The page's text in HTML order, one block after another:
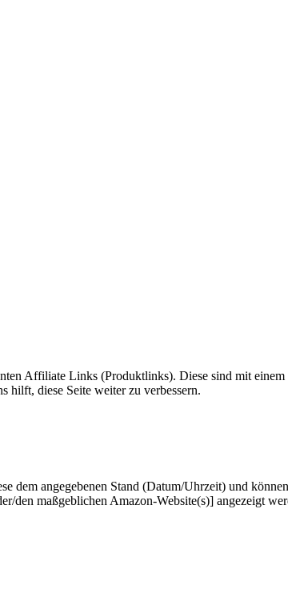
Affiliate Links (Produktlinks). Diese sind mit
hilft, diese Seite weiter zu verbessern.
dem angegebenen Stand (Datum/Uhrzeit) und
den maßgeblichen Amazon-Website(s)] angezeigt